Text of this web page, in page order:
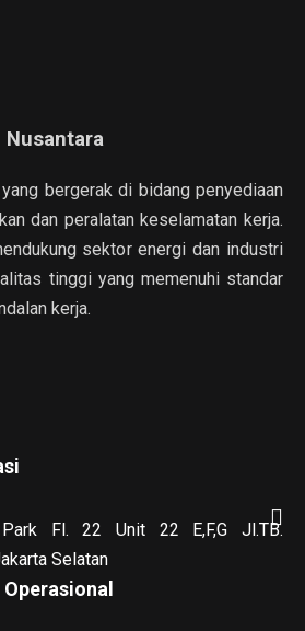
Nusantara
bergerak di bidang penyediaan
dan peralatan keselamatan kerja.
sektor energi dan industri
tinggi yang memenuhi standar
kerja.
Fl. 22 Unit 22 E,F,G Jl.TB.
Selatan